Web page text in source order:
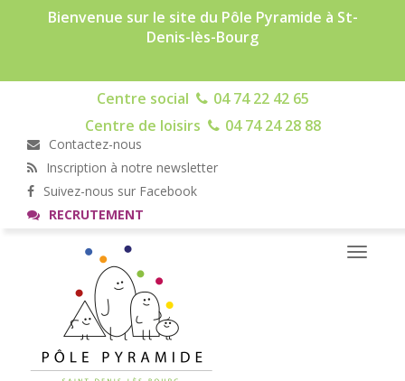
Bienvenue sur le site du Pôle Pyramide à St-
Denis-lès-Bourg
Centre social
04 74 22 42 65
Centre de loisirs
04 74 24 28 88
Contactez-nous
Inscription à notre newsletter
Suivez-nous sur Facebook
RECRUTEMENT
Toggle